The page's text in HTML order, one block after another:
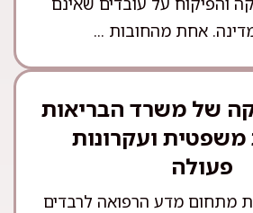
אחת מהחובות ...
של משרד הבריאות
ועקרונות
פעולה
מתחום מדע הרפואה לרבדים